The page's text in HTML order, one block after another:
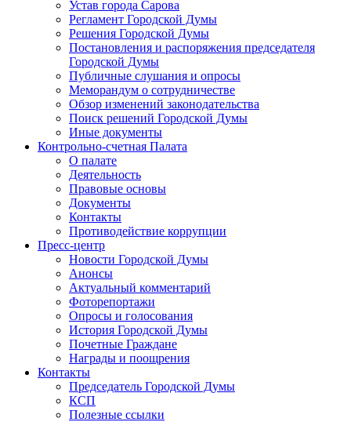
Устав города Сарова
Регламент Городской Думы
Решения Городской Думы
Постановления и распоряжения председателя
Городской Думы
Публичные слушания и опросы
Меморандум о сотрудничестве
Обзор изменений законодательства
Поиск решений Городской Думы
Иные документы
Контрольно-счетная Палата
О палате
Деятельность
Правовые основы
Документы
Контакты
Противодействие коррупции
Пресс-центр
Новости Городской Думы
Анонсы
Актуальный комментарий
Фоторепортажи
Опросы и голосования
История Городской Думы
Почетные Граждане
Награды и поощрения
Контакты
Председатель Городской Думы
КСП
Полезные ссылки